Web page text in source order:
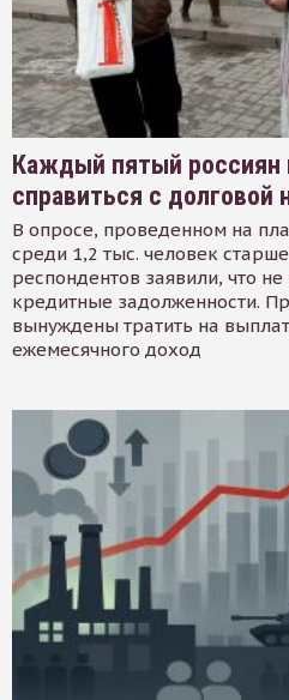
Каждый пятый
справиться с долговой
В опросе, проведенном на
среди 1,2 тыс. человек
респондентов заявили, что
кредитные задолженности.
вынуждены тратить на
ежемесячного доход